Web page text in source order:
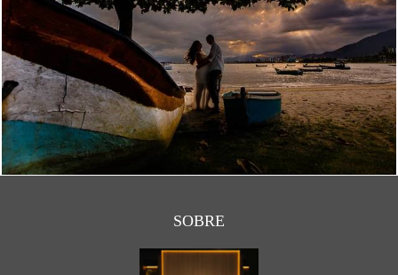
2309 0
SOBRE